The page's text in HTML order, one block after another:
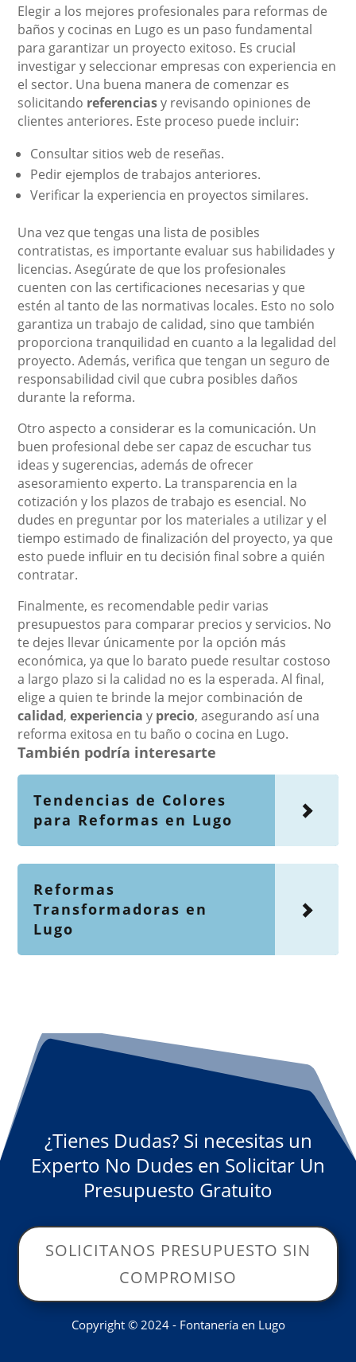
Elegir a los mejores profesionales para reformas de
baños y cocinas en Lugo es un paso fundamental
para garantizar un proyecto exitoso. Es crucial
investigar y seleccionar empresas con experiencia en
el sector. Una buena manera de comenzar es
solicitando referenciasy revisando opiniones de
clientes anteriores. Este proceso puede incluir:
Consultar sitios web de reseñas.
Pedir ejemplos de trabajos anteriores.
Verificar la experiencia en proyectos similares.
Una vez que tengas una lista de posibles
contratistas, es importante evaluar sus habilidades y
licencias. Asegúrate de que los profesionales
cuenten con las certificaciones necesarias y que
estén al tanto de las normativas locales. Esto no solo
garantiza un trabajo de calidad, sino que también
proporciona tranquilidad en cuanto a la legalidad del
proyecto. Además, verifica que tengan un seguro de
responsabilidad civil que cubra posibles daños
durante la reforma.
Otro aspecto a considerar es la comunicación. Un
buen profesional debe ser capaz de escuchar tus
ideas y sugerencias, además de ofrecer
asesoramiento experto. La transparencia en la
cotización y los plazos de trabajo es esencial. No
dudes en preguntar por los materiales a utilizar y el
tiempo estimado de finalización del proyecto, ya que
esto puede influir en tu decisión final sobre a quién
contratar.
Finalmente, es recomendable pedir varias
presupuestos para comparar precios y servicios. No
te dejes llevar únicamente por la opción más
económica, ya que lo barato puede resultar costoso
a largo plazo si la calidad no es la esperada. Al final,
elige a quien te brinde la mejor combinación de
calidad,experiencia y precio, asegurando así una
reforma exitosa en tu baño o cocina en Lugo.
También podría interesarte
Tendencias de Colores
para Reformas en Lugo
Reformas
Transformadoras en
Lugo
¿Tienes Dudas? Si necesitas un
Experto No Dudes en Solicitar Un
Presupuesto Gratuito
SOLICITANOS PRESUPUESTO SIN
COMPROMISO
Copyright © 2024 - Fontanería en Lugo